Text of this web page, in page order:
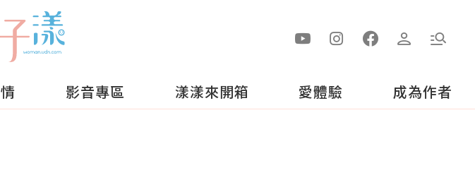
影音專區 漾漾來開箱 愛體驗 成為作者